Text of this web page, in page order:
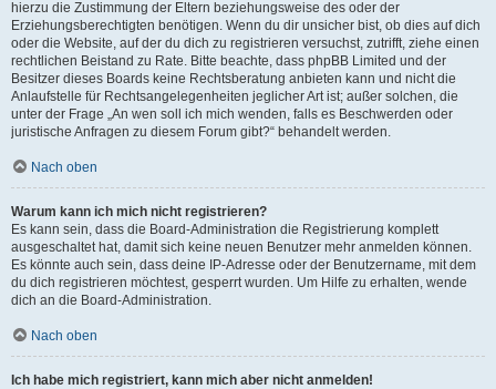
hierzu die Zustimmung der Eltern beziehungsweise des oder der
Erziehungsberechtigten benötigen. Wenn du dir unsicher bist, ob dies auf dich
oder die Website, auf der du dich zu registrieren versuchst, zutrifft, ziehe einen
rechtlichen Beistand zu Rate. Bitte beachte, dass phpBB Limited und der
Besitzer dieses Boards keine Rechtsberatung anbieten kann und nicht die
Anlaufstelle für Rechtsangelegenheiten jeglicher Art ist; außer solchen, die
unter der Frage „An wen soll ich mich wenden, falls es Beschwerden oder
juristische Anfragen zu diesem Forum gibt?“ behandelt werden.
Nach oben
Warum kann ich mich nicht registrieren?
Es kann sein, dass die Board-Administration die Registrierung komplett
ausgeschaltet hat, damit sich keine neuen Benutzer mehr anmelden können.
Es könnte auch sein, dass deine IP-Adresse oder der Benutzername, mit dem
du dich registrieren möchtest, gesperrt wurden. Um Hilfe zu erhalten, wende
dich an die Board-Administration.
Nach oben
Ich habe mich registriert, kann mich aber nicht anmelden!